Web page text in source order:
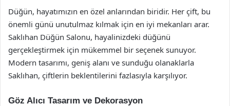
Düğün, hayatımızın en özel anlarından biridir. Her çift, bu
önemli günü unutulmaz kılmak için en iyi mekanları arar.
Saklıhan Düğün Salonu, hayalinizdeki düğünü
gerçekleştirmek için mükemmel bir seçenek sunuyor.
Modern tasarımı, geniş alanı ve sunduğu olanaklarla
Saklıhan, çiftlerin beklentilerini fazlasıyla karşılıyor.
Göz Alıcı Tasarım ve Dekorasyon